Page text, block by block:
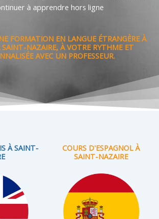
à apprendre hors ligne
FORMATION EN LANGUE ÉTRANGÈRE À
NAZAIRE, À VOTRE RYTHME ET
AVEC UN PROFESSEUR.
À SAINT-
COURS D'ESPAGNOL À
SAINT-NAZAIRE